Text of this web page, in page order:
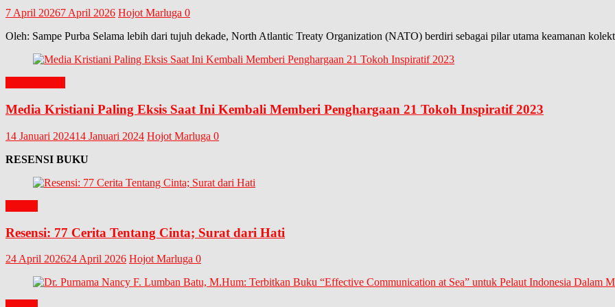
7 April 20267 April 2026 Hojot Marluga 0
Oleh: Sampe Purba Selama lebih dari tujuh dekade, North Atlantic Treaty Organization (NATO) berdiri sebagai pilar utama keamanan
Media Kristiani Paling Eksis Saat Ini Kembali Memberi Penghargaan 21 Tokoh Inspiratif 2023
14 Januari 202414 Januari 2024 Hojot Marluga 0
RESENSI BUKU
Resensi: 77 Cerita Tentang Cinta; Surat dari Hati
24 April 202624 April 2026 Hojot Marluga 0